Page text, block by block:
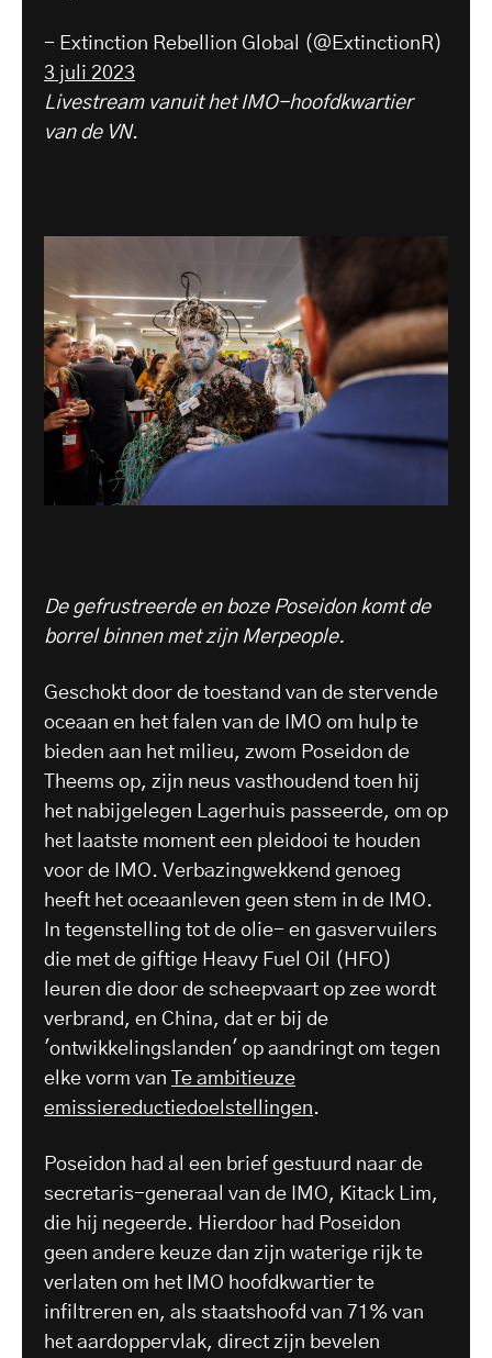
- Extinction Rebellion Global (@ExtinctionR)
3 juli 2023
Livestream vanuit het IMO-hoofdkwartier
van de VN.
De gefrustreerde en boze Poseidon komt de
borrel binnen met zijn Merpeople.
Geschokt door de toestand van de stervende
oceaan en het falen van de IMO om hulp te
bieden aan het milieu, zwom Poseidon de
Theems op, zijn neus vasthoudend toen hij
het nabijgelegen Lagerhuis passeerde, om op
het laatste moment een pleidooi te houden
voor de IMO. Verbazingwekkend genoeg
heeft het oceaanleven geen stem in de IMO.
In tegenstelling tot de olie- en gasvervuilers
die met de giftige Heavy Fuel Oil (HFO)
leuren die door de scheepvaart op zee wordt
verbrand, en China, dat er bij de
'ontwikkelingslanden' op aandringt om tegen
elke vorm van
Te ambitieuze
emissiereductiedoelstellingen.
Poseidon had al een brief gestuurd naar de
secretaris-generaal van de IMO, Kitack Lim,
die hij negeerde. Hierdoor had Poseidon
geen andere keuze dan zijn waterige rijk te
verlaten om het IMO hoofdkwartier te
infiltreren en, als staatshoofd van 71% van
het aardoppervlak, direct zijn bevelen